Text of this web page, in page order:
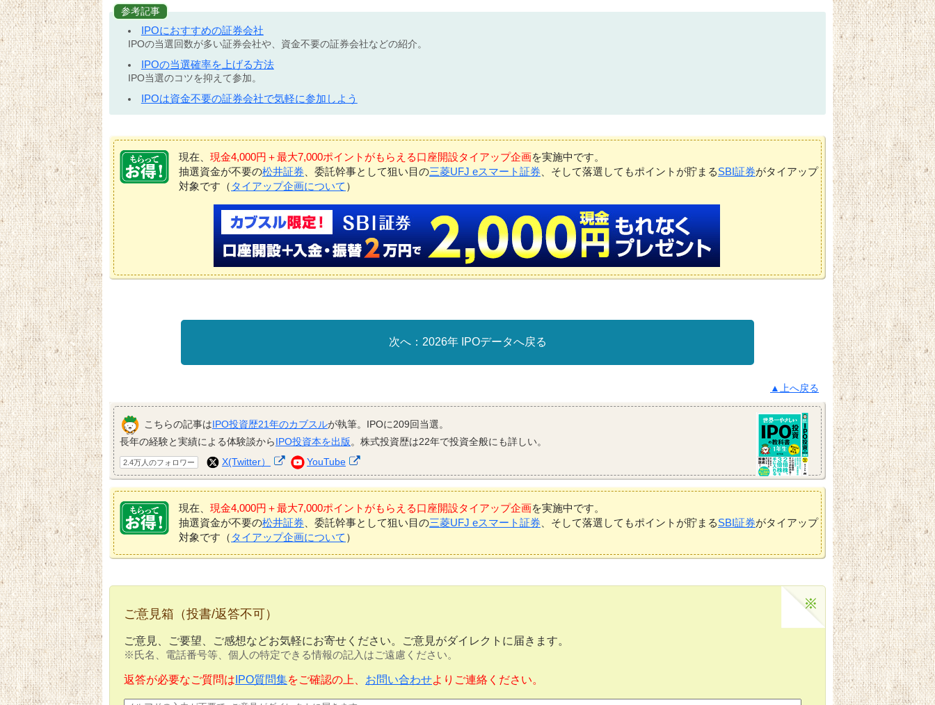
参考記事
IPOにおすすめの証券会社
IPOの当選回数が多い証券会社や、資金不要の証券会社などの紹介。
IPOの当選確率を上げる方法
IPO当選のコツを抑えて参加。
IPOは資金不要の証券会社で気軽に参加しよう
現在、 現金4,000円＋最大7,000ポイントがもらえる口座開設タイアップ企画を実施中です。
抽選資金が不要の松井証券 、委託幹事として狙い目の三菱UFJ eスマート証券 、そして落選してもポイントが貯まるSBI証券がタイアップ
対象です（ タイアップ企画について ）
2026年 IPOデータへ戻る
▲上へ戻る
こちらの記事はIPO投資歴21年のカブスルが執筆。IPOに209回当選。
長年の経験と実績による体験談からIPO投資本を出版。株式投資歴は22年で投資全般にも詳しい。
2.4万人のフォロワー X(Twitter） YouTube
現在、 現金4,000円＋最大7,000ポイントがもらえる口座開設タイアップ企画を実施中です。
抽選資金が不要の松井証券 、委託幹事として狙い目の三菱UFJ eスマート証券 、そして落選してもポイントが貯まるSBI証券がタイアップ
対象です（ タイアップ企画について ）
ご意見箱（投書/返答不可）
ご意見、ご要望、ご感想などお気軽にお寄せください。ご意見がダイレクトに届きます。
※氏名、電話番号等、個人の特定できる情報の記入はご遠慮ください。
返答が必要なご質問は IPO質問集をご確認の上、 お問い合わせよりご連絡ください。